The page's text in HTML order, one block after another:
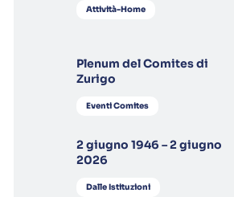
Attività-Home
Plenum del Comites di
Zurigo
Eventi Comites
2 giugno 1946 – 2 giugno
2026
Dalle Istituzioni